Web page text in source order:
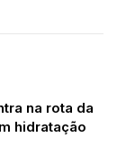
na rota da
hidratação